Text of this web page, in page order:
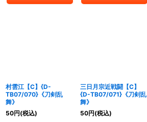
村雲江【C】{D-
TB07/070}《刀剣乱
舞》
50円(税込)
三日月宗近戦闘【C】
{D-TB07/071}《刀剣乱
舞》
50円(税込)